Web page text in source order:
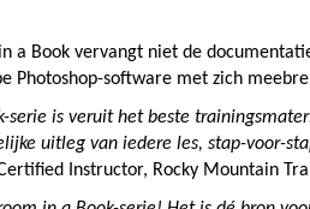
a Book vervangt niet de
Photoshop-software met zich
serie is veruit het beste
uitleg van iedere les, stap-voor-
Instructor, Rocky Mountain